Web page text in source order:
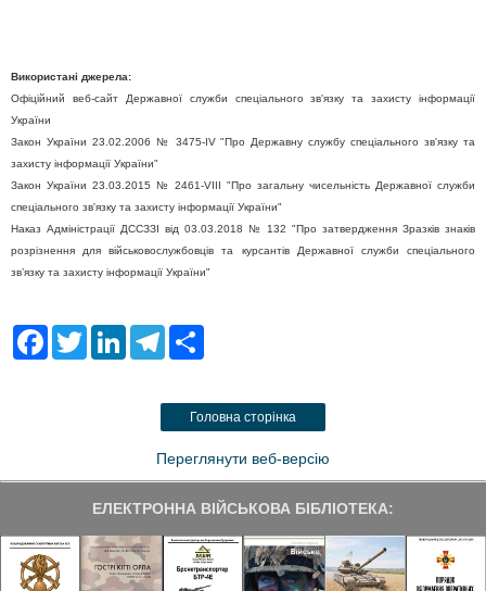
Використані джерела:
Офіційний веб-сайт Державної служби спеціального зв'язку та захисту інформації
України
Закон України 23.02.2006 № 3475-IV "Про Державну службу спеціального зв'язку та
захисту інформації України"
Закон України 23.03.2015 № 2461-VIII "Про загальну чисельність Державної служби
спеціального зв'язку та захисту інформації України"
Наказ Адміністрації ДССЗЗІ від 03.03.2018 № 132 "Про затвердження Зразків знаків
розрізнення для військовослужбовців та курсантів Державної служби спеціального
зв’язку та захисту інформації України"
F
T
L
T
g
m
e
Головна сторінка
Переглянути веб-версію
ЕЛЕКТРОННА ВІЙСЬКОВА БІБЛІОТЕКА: